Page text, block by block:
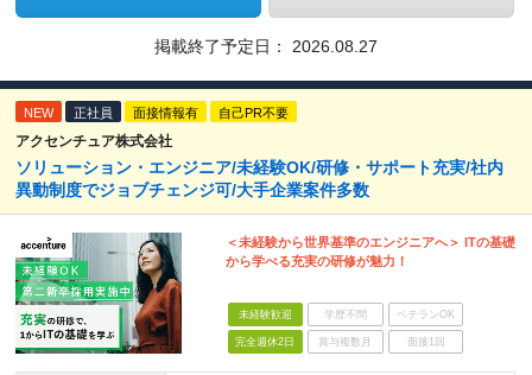
掲載終了予定日： 2026.08.27
NEW 正社員 面接情報有 自己PR不要
アクセンチュア株式会社
ソリューション・エンジニア/未経験OK/研修・サポート充実/社内
異動制度でジョブチェンジ可/大手企業案件多数
＜未経験から世界基準のエンジニアへ＞ ITの基礎
から学べる充実の研修が魅力！
未経験歓迎 学歴不問 ベテランOK
完全週休2日 賞与複数月 面接1回